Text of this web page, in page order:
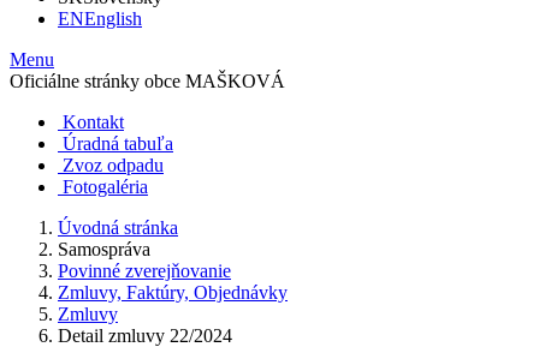
ENEnglish
Menu
Oficiálne stránky obce MAŠKOVÁ
Kontakt
Úradná tabuľa
Zvoz odpadu
Fotogaléria
Úvodná stránka
Samospráva
Povinné zverejňovanie
Zmluvy, Faktúry, Objednávky
Zmluvy
Detail zmluvy 22/2024